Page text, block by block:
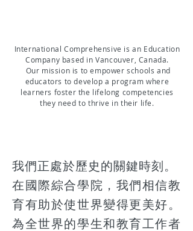
International Comprehensive is an Education
Company based in Vancouver, Canada.
Our mission is to empower schools and
educators to develop a program where
learners foster the lifelong competencies
they need to thrive in their life.
我們正處於歷史的關鍵時刻。
在國際綜合學院，我們相信教
育有助於使世界變得更美好。
為全世界的學生和教育工作者